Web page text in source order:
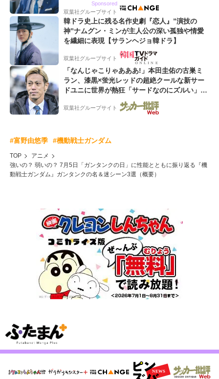
Sponsored
双葉社グループサイト
韓ドラ史上に残る名作史劇『恋人』”演技の
神”ナムグン・ミンが主人公の深い孤独や情愛
を繊細に表現【サランヘジョ韓ドラ】
双葉社グループサイト
「なんじゃこりゃあああ!」本田圭佑の古巣ミ
ラン、漆黒×蛍光レッドの超絶クールな新サー
ドユニに世界が熱狂「サードなのにズルい」
「こりゃかっけえわ」
双葉社グループサイト
#富野由悠季 #機動戦士ガンダム
TOP
アニメ
強いの？ 弱いの？ 7月5日「ガンタンクの日」に性能とともに振り返る『機
動戦士ガンダム』ガンタンクの名＆迷シーン3選（概要）